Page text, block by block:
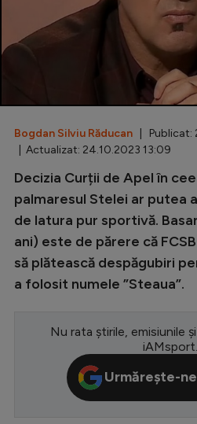
Fotbal feminin
Special
Diverse
Inedit
Clasamente
Champions
Europa League
Conference
Premier League
LaLiga
Bogdan Silviu Răducan | Publicat:
| Actualizat: 24.10.2023 13:09
Decizia Curții de Apel în
palmaresul Stelei ar putea
de latura pur sportivă.
ani) este de părere că
să plătească despăgubiri
a folosit numele ”Steaua”.
Nu rata știrile, emisiunile
Urmărește-